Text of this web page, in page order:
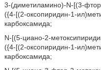
3-(диметиламино)-N-[(3-
({4-[(2-оксопиридин-1-
карбоксамида;
N-[(5-циано-2-
({4-[(2-оксопиридин-1-
карбоксамида;